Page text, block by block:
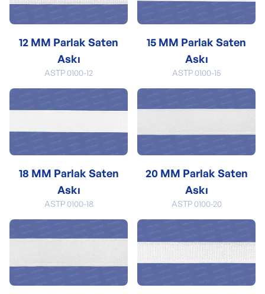
12 MM Parlak Saten
Askı
ASTP 0100-12
15 MM Parlak Saten
Askı
ASTP 0100-15
18 MM Parlak Saten
Askı
ASTP 0100-18
20 MM Parlak Saten
Askı
ASTP 0100-20